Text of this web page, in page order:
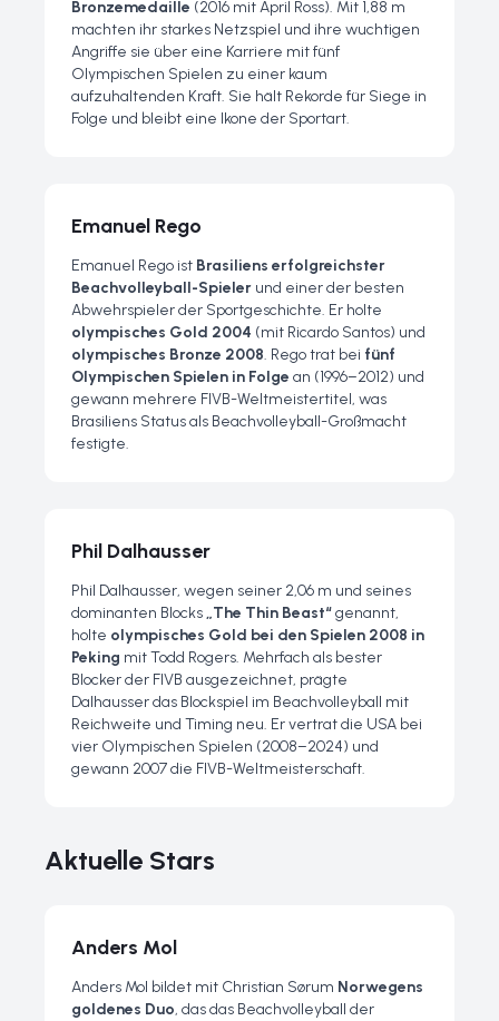
Bronzemedaille (2016 mit April Ross). Mit 1,88 m
machten ihr starkes Netzspiel und ihre wuchtigen
Angriffe sie über eine Karriere mit fünf
Olympischen Spielen zu einer kaum
aufzuhaltenden Kraft. Sie hält Rekorde für Siege in
Folge und bleibt eine Ikone der Sportart.
Emanuel Rego
Emanuel Rego ist Brasiliens erfolgreichster
Beachvolleyball-Spieler und einer der besten
Abwehrspieler der Sportgeschichte. Er holte
olympisches Gold 2004 (mit Ricardo Santos) und
olympisches Bronze 2008. Rego trat bei fünf
Olympischen Spielen in Folge an (1996–2012) und
gewann mehrere FIVB-Weltmeistertitel, was
Brasiliens Status als Beachvolleyball-Großmacht
festigte.
Phil Dalhausser
Phil Dalhausser, wegen seiner 2,06 m und seines
dominanten Blocks„The Thin Beast“genannt,
holte olympisches Gold bei den Spielen 2008 in
Peking mit Todd Rogers. Mehrfach als bester
Blocker der FIVB ausgezeichnet, prägte
Dalhausser das Blockspiel im Beachvolleyball mit
Reichweite und Timing neu. Er vertrat die USA bei
vier Olympischen Spielen (2008–2024) und
gewann 2007 die FIVB-Weltmeisterschaft.
Aktuelle Stars
Anders Mol
Anders Mol bildet mit Christian Sørum Norwegens
goldenes Duo, das das Beachvolleyball der